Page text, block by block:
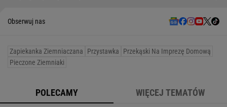
Obserwuj nas
Zapiekanka Ziemniaczana Przystawka
Przekąski Na Imprezę Domową
Pieczone Ziemniaki
POLECAMY WIĘCEJ TEMATÓW